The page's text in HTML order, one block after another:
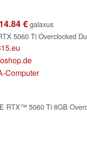
€ galaxus
Computer
RTX™ 5060 Ti 8GB